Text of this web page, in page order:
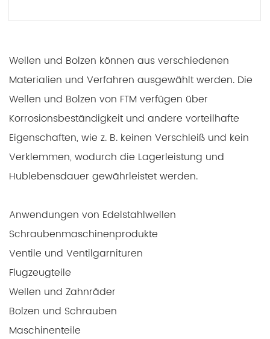
Wellen und Bolzen können aus verschiedenen
Materialien und Verfahren ausgewählt werden. Die
Wellen und Bolzen von FTM verfügen über
Korrosionsbeständigkeit und andere vorteilhafte
Eigenschaften, wie z. B. keinen Verschleiß und kein
Verklemmen, wodurch die Lagerleistung und
Hublebensdauer gewährleistet werden.
Anwendungen von Edelstahlwellen
Schraubenmaschinenprodukte
Ventile und Ventilgarnituren
Flugzeugteile
Wellen und Zahnräder
Bolzen und Schrauben
Maschinenteile